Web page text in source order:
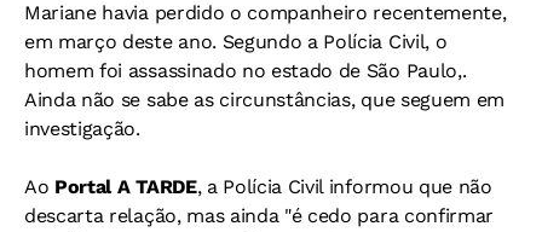
Mariane havia perdido o companheiro recentemente,
em março deste ano. Segundo a Polícia Civil, o
homem foi assassinado no estado de São Paulo,.
Ainda não se sabe as circunstâncias, que seguem em
investigação.
Ao Portal A TARDE, a Polícia Civil informou que não
descarta relação, mas ainda "é cedo para confirmar